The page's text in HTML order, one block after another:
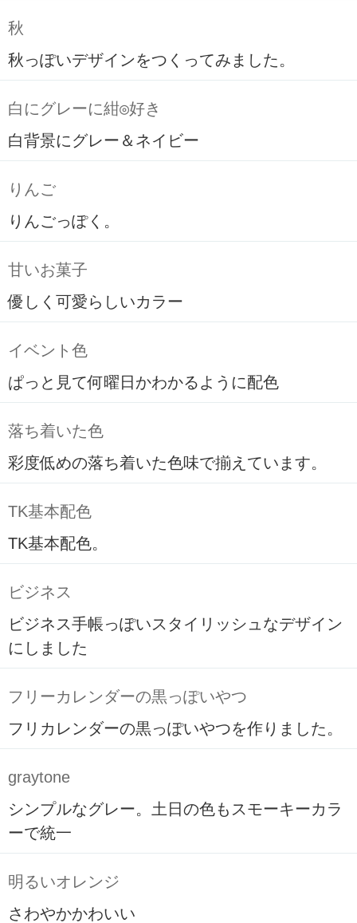
秋
秋っぽいデザインをつくってみました。
白にグレーに紺◎好き
白背景にグレー＆ネイビー
りんご
りんごっぽく。
甘いお菓子
優しく可愛らしいカラー
イベント色
ぱっと見て何曜日かわかるように配色
落ち着いた色
彩度低めの落ち着いた色味で揃えています。
TK基本配色
TK基本配色。
ビジネス
ビジネス手帳っぽいスタイリッシュなデザイン
にしました
フリーカレンダーの黒っぽいやつ
フリカレンダーの黒っぽいやつを作りました。
graytone
シンプルなグレー。土日の色もスモーキーカラ
ーで統一
明るいオレンジ
さわやかかわいい